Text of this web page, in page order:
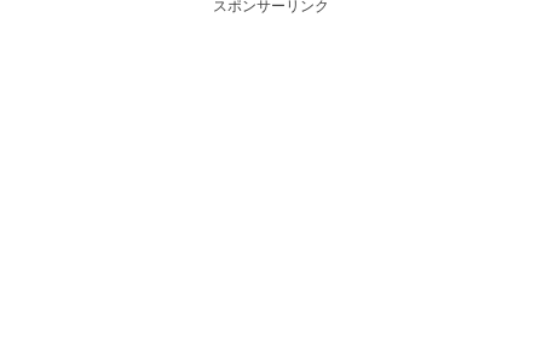
スポンサーリンク